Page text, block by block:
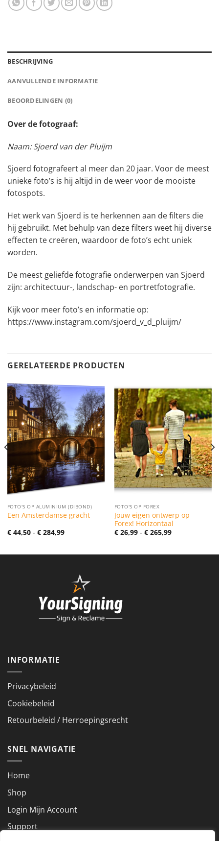
BESCHRIJVING
AANVULLENDE INFORMATIE
BEOORDELINGEN (0)
Over de fotograaf:
Naam: Sjoerd van der Pluijm
Sjoerd fotografeert al meer dan 20 jaar. Voor de meest
unieke foto’s is hij altijd in de weer voor de mooiste
fotospots.
Het werk van Sjoerd is te herkennen aan de filters die
hij gebruikt. Met behulp van deze filters weet hij diverse
effecten te creëren, waardoor de foto’s echt uniek
worden.
De meest geliefde fotografie onderwerpen van Sjoerd
zijn: architectuur-, landschap- en portretfotografie.
Kijk voor meer foto’s en informatie op:
https://www.instagram.com/sjoerd_v_d_pluijm/
GERELATEERDE PRODUCTEN
FOTO'S OP ALUMINIUM (DIBOND)
Een Amsterdamse gracht
€44,50 - €284,99Prijsklasse:
FOTO'S OP FOREX
Jouw eigen ontwerp op
Forex! Horizontaal
€26,99 - €265,99Prijsklasse:
INFORMATIE
Privacybeleid
Cookiebeleid
Retourbeleid / Herroepingsrecht
SNEL NAVIGATIE
Home
Shop
Login Mijn Account
Support